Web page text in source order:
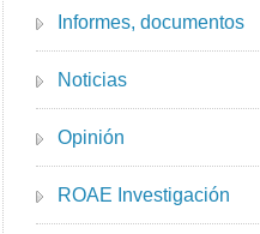
Informes, documentos
Noticias
Opinión
ROAE Investigación